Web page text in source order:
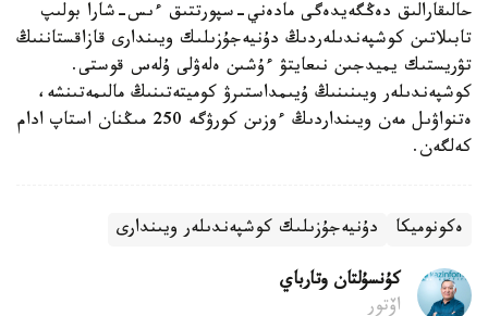
حالىقارالىق دەڭگەيدەگى مادەني-سپورتتىق ءىس-شارا بولىپ
تابىلاتىن كوشپەندىلەردىڭ دۇنيەجۇزىلىك ويىندارى قازاقستاننىڭ
تۋريستىك يميدجىن نىعايتۋ ءۇشىن ەلەۋلى ۇلەس قوستى.
كوشپەندىلەر ويىنىنىڭ ۇيىمداستىرۋ كوميتەتىنىڭ مالىمەتىنشە،
ەتنواۋىل مەن ويىنداردىڭ ءوزىن كورۋگە 250 مىڭنان استاپ ادام
كەلگەن.
ەكونوميكا دۇنيەجۇزىلىك كوشپەندىلەر ويىندارى
كۇنسۇلتان وتارباي
اۆتور